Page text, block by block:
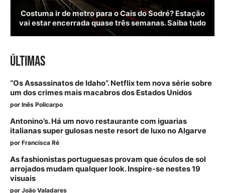
Costuma ir de metro para o Cais do Sodré? Estação
vai estar encerrada quase três semanas. Saiba tudo
ÚLTIMAS
“Os Assassinatos de Idaho”. Netflix tem nova série sobre
um dos crimes mais macabros dos Estados Unidos
por Inês Policarpo
Antonino’s. Há um novo restaurante com iguarias
italianas super gulosas neste resort de luxo no Algarve
por Francisca Ré
As fashionistas portuguesas provam que óculos de sol
arrojados mudam qualquer look. Inspire-se nestes 19
visuais
por João Valadares